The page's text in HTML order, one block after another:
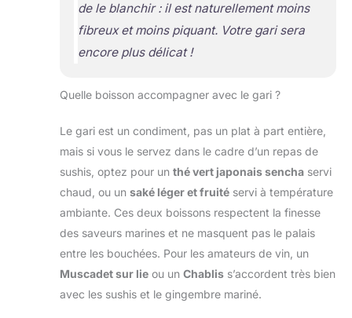
de le blanchir : il est naturellement moins
fibreux et moins piquant. Votre gari sera
encore plus délicat !
Quelle boisson accompagner avec le gari ?
Le gari est un condiment, pas un plat à part entière,
mais si vous le servez dans le cadre d’un repas de
sushis, optez pour un thé vert japonais sencha servi
chaud, ou un saké léger et fruité servi à température
ambiante. Ces deux boissons respectent la finesse
des saveurs marines et ne masquent pas le palais
entre les bouchées. Pour les amateurs de vin, un
Muscadet sur lie ou un Chablis s’accordent très bien
avec les sushis et le gingembre mariné.